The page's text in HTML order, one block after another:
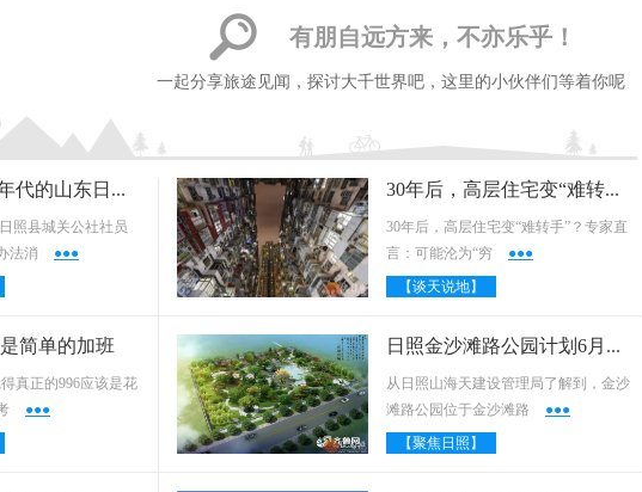
有朋自远方来，不亦乐乎！
一起分享旅途见闻，探讨大千世界吧，这里的小伙伴们等着你呢
上世纪60-80年代的山东日照(来源 历史领域
照县城关公社社员
法消
●●●
30年后，高层住宅变“难转手”？专家直言：
30年后，高层住宅变“难转手”？专家直
言：可能沦为“穷
●●●
【谈天说地】
简单的加班
真正的996应该是花
●●●
日照金沙滩路公园计划6月份建成并开园
从日照山海天建设管理局了解到，金沙
滩路公园位于金沙滩路
●●●
【聚焦日照】